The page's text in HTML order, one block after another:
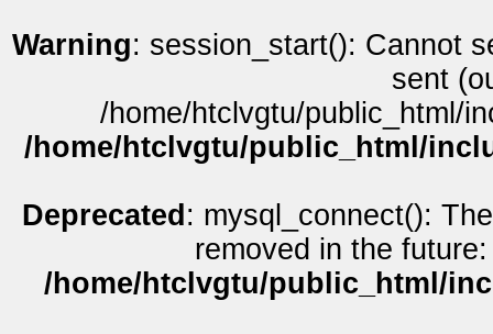
Warning: session_start(): Cannot
sent
/home/htclvgtu/public_html/
/home/htclvgtu/public_html/
Deprecated : mysql_connect():
removed in the
/home/htclvgtu/public_html/